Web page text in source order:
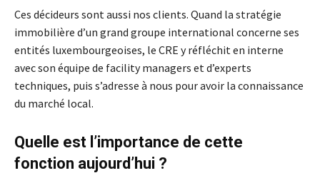
Ces décideurs sont aussi nos clients. Quand la stratégie
immobilière d’un grand groupe international concerne ses
entités luxembourgeoises, le CRE y réfléchit en interne
avec son équipe de facility managers et d’experts
techniques, puis s’adresse à nous pour avoir la connaissance
du marché local.
Quelle est l’importance de cette
fonction aujourd’hui ?